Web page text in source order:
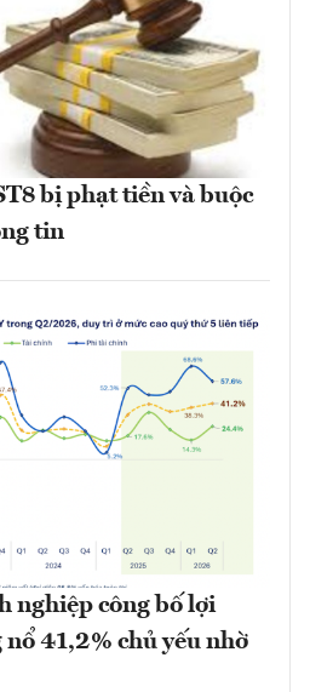
bị phạt tiền và buộc
tin
nghiệp công bố lợi
41,2% chủ yếu nhờ